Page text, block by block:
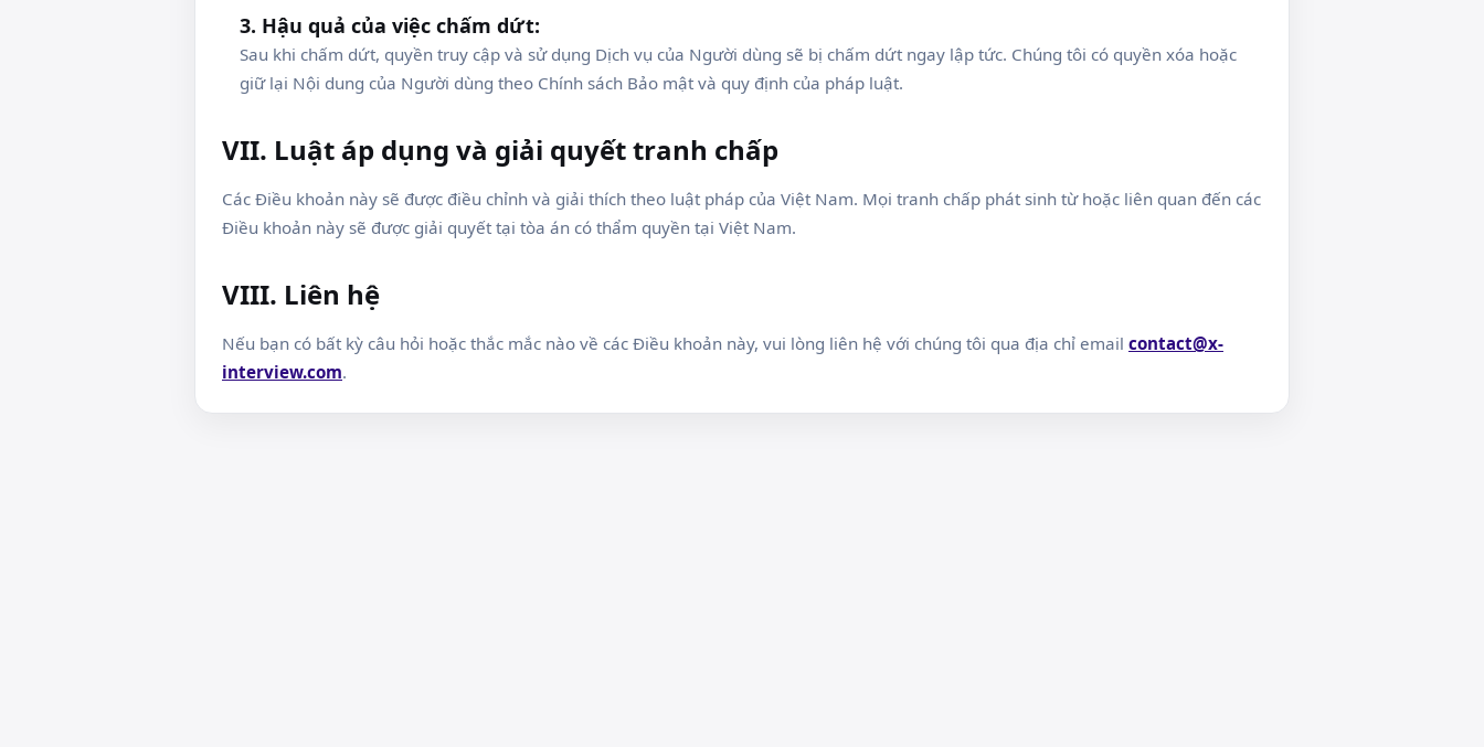
3. Hậu quả của việc chấm dứt:
Sau khi chấm dứt, quyền truy cập và sử dụng Dịch vụ của Người dùng sẽ bị chấm dứt ngay lập tức. Chúng tôi có quyền xóa hoặc
giữ lại Nội dung của Người dùng theo Chính sách Bảo mật và quy định của pháp luật.
VII. Luật áp dụng và giải quyết tranh chấp
Các Điều khoản này sẽ được điều chỉnh và giải thích theo luật pháp của Việt Nam. Mọi tranh chấp phát sinh từ hoặc liên quan đến các
Điều khoản này sẽ được giải quyết tại tòa án có thẩm quyền tại Việt Nam.
VIII. Liên hệ
Nếu bạn có bất kỳ câu hỏi hoặc thắc mắc nào về các Điều khoản này, vui lòng liên hệ với chúng tôi qua địa chỉ email contact@x-
interview.com.